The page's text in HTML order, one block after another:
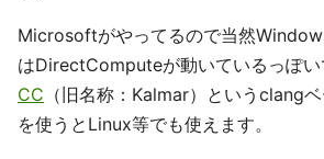
Microsoftがやってるので当然
はDirectComputeが動いているっぽい
CC （旧名称：Kalmar）というclang
を使うとLinux等でも使えます。